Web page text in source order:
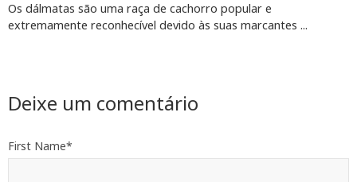
Os dálmatas são uma raça de cachorro popular e
extremamente reconhecível devido às suas marcantes ...
Deixe um comentário
First Name*